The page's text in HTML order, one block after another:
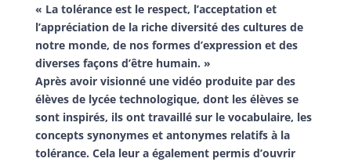
« La tolérance est le respect, l’acceptation et
l’appréciation de la riche diversité des cultures de
notre monde, de nos formes d’expression et des
diverses façons d’être humain. »
Après avoir visionné une vidéo produite par des
élèves de lycée technologique, dont les élèves se
sont inspirés, ils ont travaillé sur le vocabulaire, les
concepts synonymes et antonymes relatifs à la
tolérance. Cela leur a également permis d’ouvrir